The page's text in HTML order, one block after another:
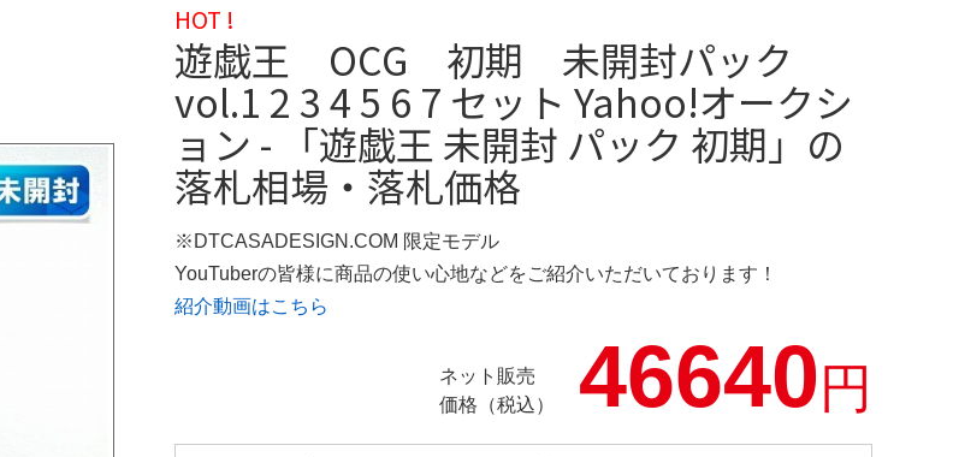
HOT !
遊戯王 OCG 初期 未開封パック
vol.1 2 3 4 5 6 7 セット Yahoo!オークシ
ョン - 「遊戯王 未開封 パック 初期」の
落札相場・落札価格
※DTCASADESIGN.COM 限定モデル
YouTuberの皆様に商品の使い心地などをご紹介いただいております！
紹介動画はこちら
ネット販売
価格（税込）
46640円